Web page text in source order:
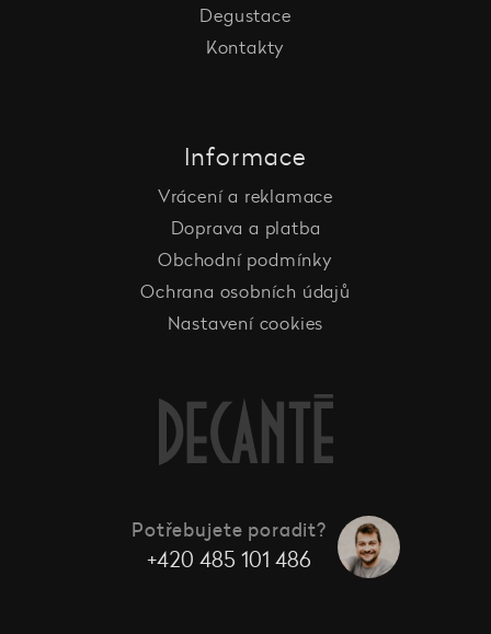
Degustace
Kontakty
Informace
Vrácení a reklamace
Doprava a platba
Obchodní podmínky
Ochrana osobních údajů
Nastavení cookies
Potřebujete poradit?
+420 485 101 486